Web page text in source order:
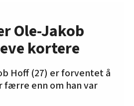
Ole-Jakob
kortere
Hoff (27) er forventet å
færre enn om han var